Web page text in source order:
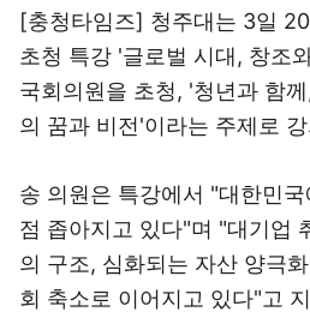
[충청타임즈] 청주대는 3일
초청 특강 '글로벌 시대, 창조
국회의원을 초청, '청년과 함
의 꿈과 비전'이라는 주제로
송 의원은 특강에서 "대한민
점 좁아지고 있다"며 "대기업
의 구조, 심화되는 자산 양극
회 축소로 이어지고 있다"고